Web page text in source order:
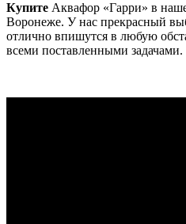
Купите Аквафор «Гарри» в
Воронеже. У нас прекрасный
отлично впишутся в любую
всеми поставленными задачами.